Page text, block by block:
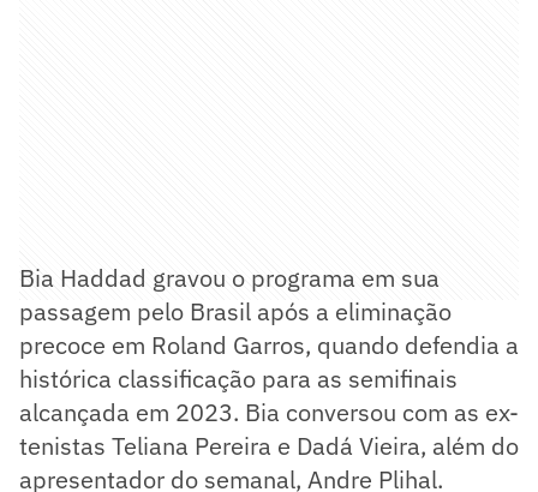
Bia Haddad gravou o programa em sua
passagem pelo Brasil após a eliminação
precoce em Roland Garros, quando defendia a
histórica classificação para as semifinais
alcançada em 2023. Bia conversou com as ex-
tenistas Teliana Pereira e Dadá Vieira, além do
apresentador do semanal, Andre Plihal.